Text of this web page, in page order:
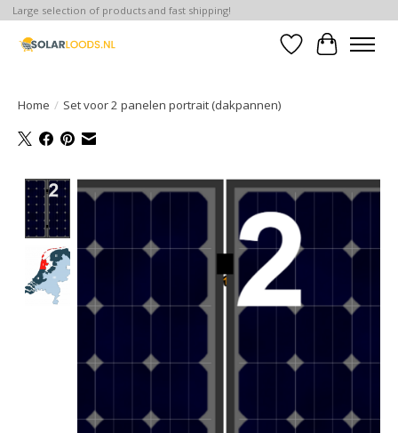
Large selection of products and fast shipping!
Verlanglijst
Home / Set voor 2 panelen portrait (dakpannen)
Product image slideshow Items